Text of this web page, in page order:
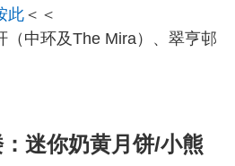
此 ＜＜
（中环及The Mira）、翠亨邨
迷你奶黄月饼/小熊